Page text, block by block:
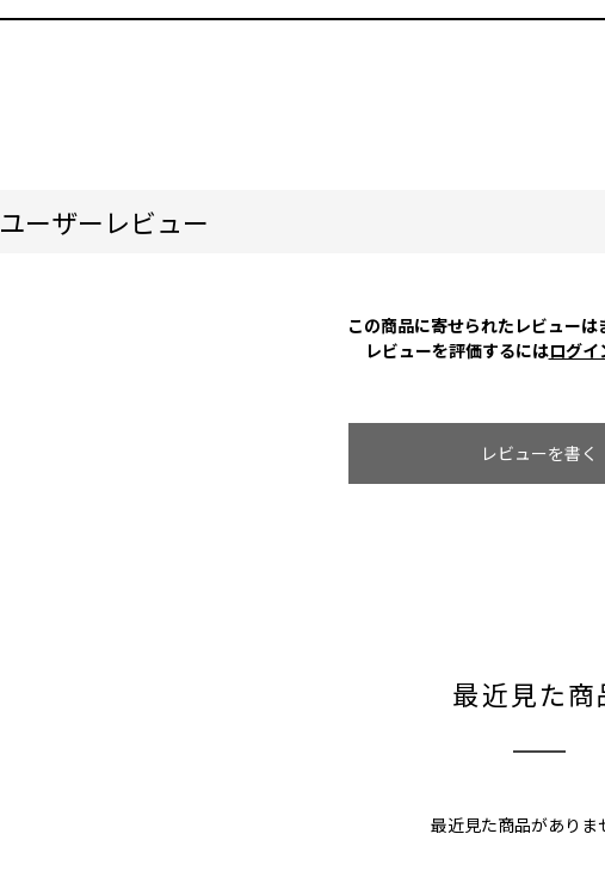
ユーザーレビュー
この商品に寄せられたレビューは
レビューを評価するにはログイ
レビューを書く
最近見た商
最近見た商品がありま